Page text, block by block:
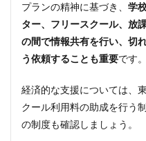
プランの精神に基づき、 学
ター、フリースクール、放
の間で情報共有を行い、切
う依頼することも重要です。
経済的な支援については、
クール利用料の助成を行う
の制度も確認しましょう。